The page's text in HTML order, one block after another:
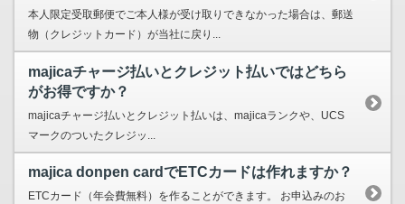
本人限定受取郵便でご本人様が受け取りできなかった場合は、郵送
物（クレジットカード）が当社に戻り...
majicaチャージ払いとクレジット払いではどちら
がお得ですか？
majicaチャージ払いとクレジット払いは、majicaランクや、UCS
マークのついたクレジッ...
majica donpen cardでETCカードは作れますか？
ETCカード（年会費無料）を作ることができます。 お申込みのお